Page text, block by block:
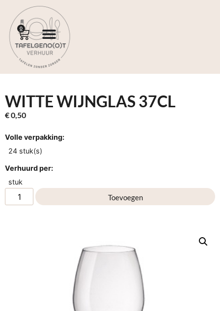
0
WITTE WIJNGLAS 37CL
€0,50
Volle verpakking:
24 stuk(s)
Verhuurd per:
stuk
Toevoegen